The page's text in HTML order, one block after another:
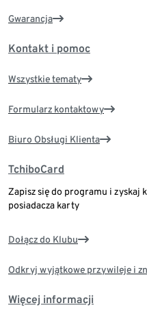
Gwarancja
Kontakt i pomoc
Wszystkie tematy
Formularz kontaktowy
Biuro Obsługi Klienta
TchiboCard
Zapisz się do programu i zyskaj
posiadacza karty
Dołącz do Klubu
Odkryj wyjątkowe przywileje i
Więcej informacji